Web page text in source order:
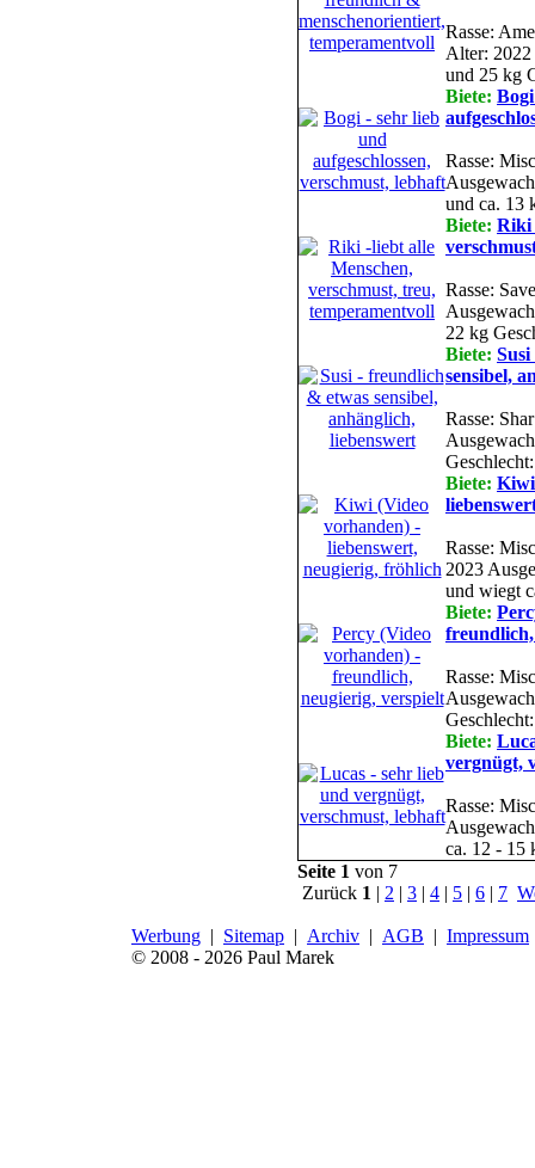
Rasse:
Alter: 2022
und 25 kg
Biete:
Rasse:
und ca. 13
Biete: Riki
Rasse:
22 kg
Biete:
sensibel,
Rasse:
Biete: Kiwi
Rasse:
2023
und wiegt
Biete:
Rasse:
Biete:
vergnügt,
Rasse:
ca. 12 - 15
Seite 1 von 7
Zurück 1 | 2 | 3 | 4 | 5 | 6 | 7
Werbung | Sitemap | Archiv | AGB | Impressum
© 2008 - 2026 Paul Marek